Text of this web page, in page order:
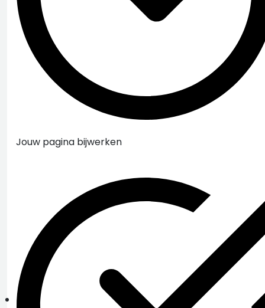
Jouw pagina bijwerken